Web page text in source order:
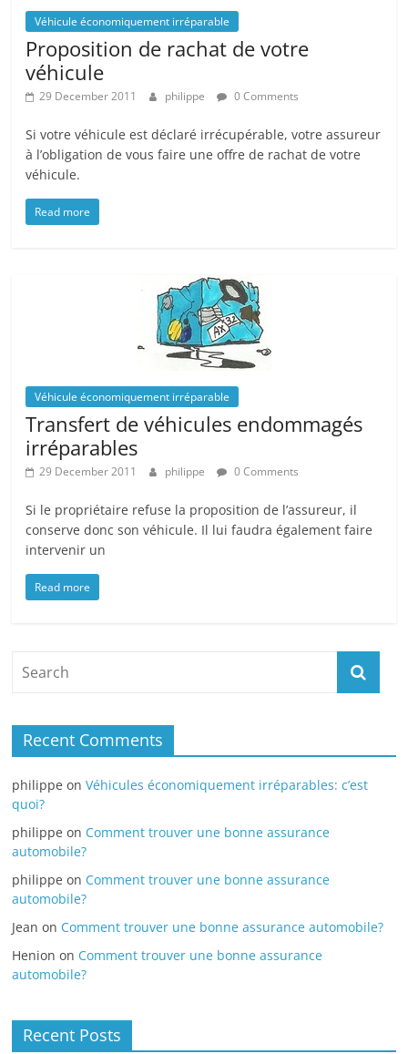
Véhicule économiquement irréparable
Proposition de rachat de votre
véhicule
29 December 2011 philippe 0 Comments
Si votre véhicule est déclaré irrécupérable, votre assureur
à l’obligation de vous faire une offre de rachat de votre
véhicule.
Read more
Véhicule économiquement irréparable
Transfert de véhicules endommagés
irréparables
29 December 2011 philippe 0 Comments
Si le propriétaire refuse la proposition de l’assureur, il
conserve donc son véhicule. Il lui faudra également faire
intervenir un
Read more
Recent Comments
philippe onVéhicules économiquement irréparables: c’est
quoi?
philippe on Comment trouver une bonne assurance
automobile?
philippe on Comment trouver une bonne assurance
automobile?
Jean on Comment trouver une bonne assurance automobile?
Henion on Comment trouver une bonne assurance
automobile?
Recent Posts